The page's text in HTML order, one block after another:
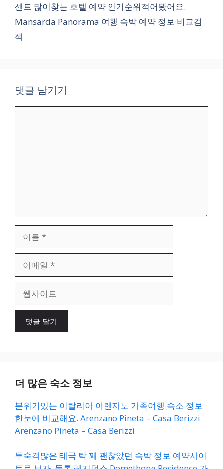
센트 많이찾는 호텔 예약 인기순위적어봤어요.
Mansarda Panorama 여행 숙박 예약 정보 비교검
색
댓글 남기기
일
이
더 많은 숙소 정보
분위기있는 이탈리아 아렌자노 가족여행 숙소 정보
한눈에 비교해요. Arenzano Pineta – Casa Berizzi
Arenzano Pineta – Casa Berizzi
투숙객많은 태국 탁 꽤 괜찮았던 숙박 정보 예약사이